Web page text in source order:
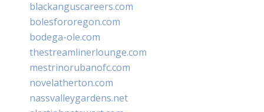
blackanguscareers.com
bolesfororegon.com
bodega-ole.com
thestreamlinerlounge.com
mestrinorubanofc.com
novelatherton.com
nassvalleygardens.net